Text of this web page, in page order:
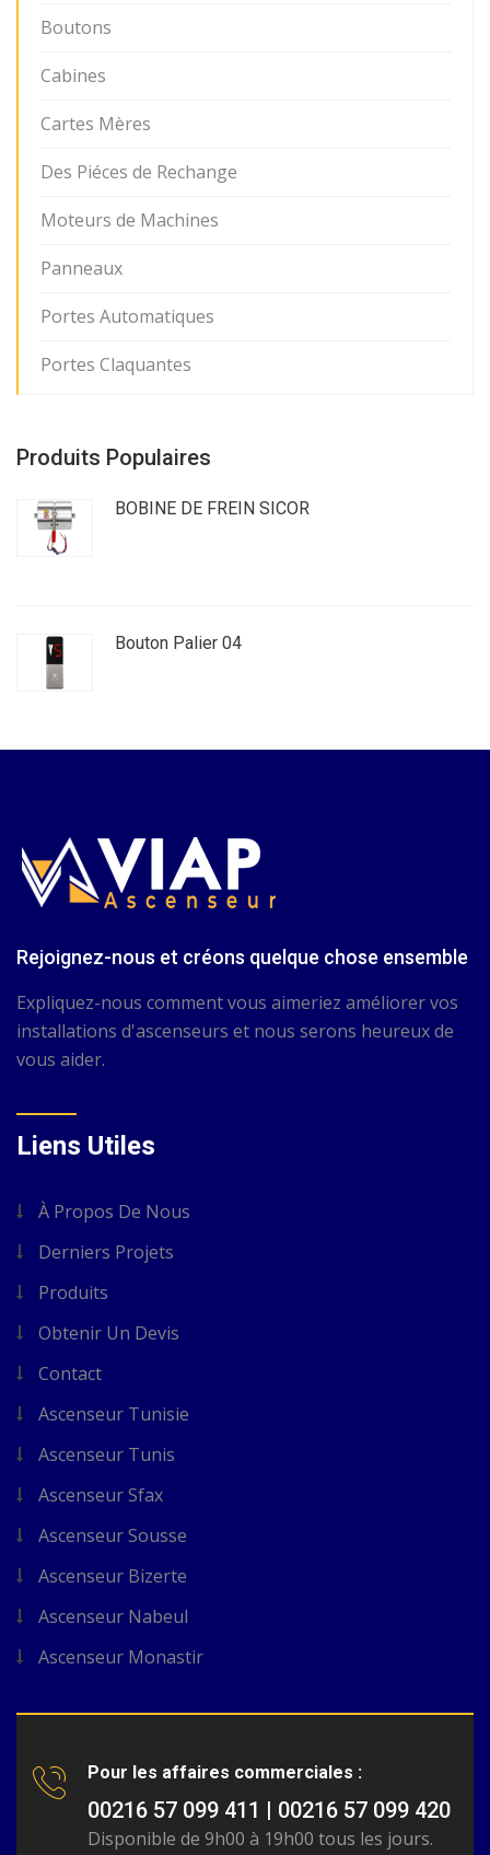
Boutons
Cabines
Cartes Mères
Des Piéces de Rechange
Moteurs de Machines
Panneaux
Portes Automatiques
Portes Claquantes
Produits Populaires
BOBINE DE FREIN SICOR
Bouton Palier 04
Rejoignez-nous et créons quelque chose ensemble
Expliquez-nous comment vous aimeriez améliorer vos
installations d'ascenseurs et nous serons heureux de
vous aider.
Liens Utiles
À Propos De Nous
Derniers Projets
Produits
Obtenir Un Devis
Contact
Ascenseur Tunisie
Ascenseur Tunis
Ascenseur Sfax
Ascenseur Sousse
Ascenseur Bizerte
Ascenseur Nabeul
Ascenseur Monastir
Pour les affaires commerciales :
00216 57 099 411 | 00216 57 099 420
Disponible de 9h00 à 19h00 tous les jours.